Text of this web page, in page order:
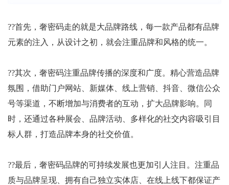
??首先，奢密码走的就是大品牌路线，每一款产品都有品牌
元素的注入，从设计之初，就会注重品牌和风格的统一。
??其次，奢密码注重品牌传播的深度和广度。精心营造品牌
氛围，借助门户网站、新媒体、线上营销、抖音、微信公众
号等渠道，不断增加与消费者的互动，扩大品牌影响。同
时，还通过各种展会、品牌活动、多样化的社交内容吸引目
标人群，打造品牌本身的社交价值。
??最后，奢密码品牌的可持续发展也更加引人注目。注重品
质与品牌呈现、拥有自己独立实体店、在线上线下都保证产